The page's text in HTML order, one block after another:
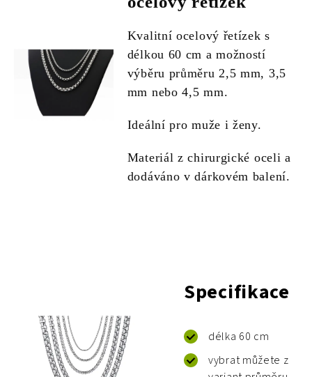
Kvalitní ocelový řetízek s
délkou 60 cm a možností
výběru průměru 2,5 mm, 3,5
mm nebo 4,5 mm.
Ideální pro muže i ženy.
Materiál z chirurgické oceli a
dodáváno v dárkovém balení.
Specifikace
délka 60 cm
vybrat můžete z